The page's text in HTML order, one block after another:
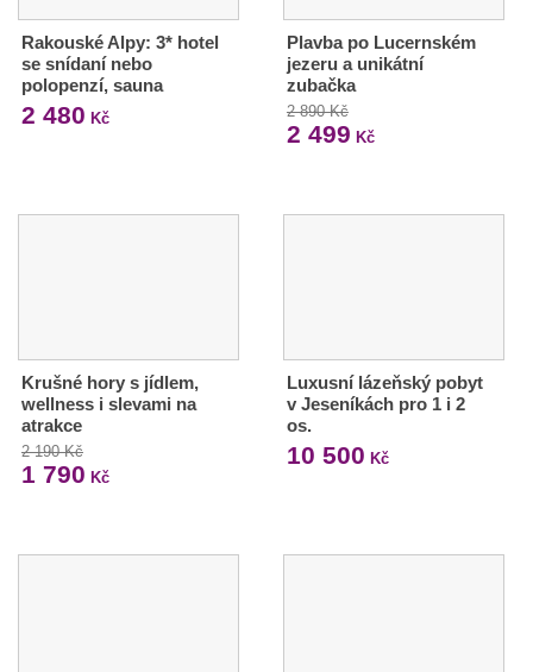
Rakouské Alpy: 3* hotel
se snídaní nebo
polopenzí, sauna
2 480 Kč
Plavba po Lucernském
jezeru a unikátní
zubačka
2 890 Kč
2 499 Kč
Krušné hory s jídlem,
wellness i slevami na
atrakce
2 190 Kč
1 790 Kč
Luxusní lázeňský pobyt
v Jeseníkách pro 1 i 2
os.
10 500 Kč